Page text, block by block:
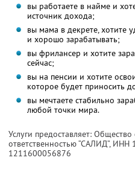
вы работаете в найме и
источник дохода;
вы мама в декрете, хотите
и хорошо зарабатывать;
вы фрилансер и хотите
сейчас;
вы на пенсии и хотите
которое будет приносить
вы мечтаете стабильно
любой точки мира.
Услуги предоставляет:
ответственностью “САЛИД”, ИНН
1211600056876